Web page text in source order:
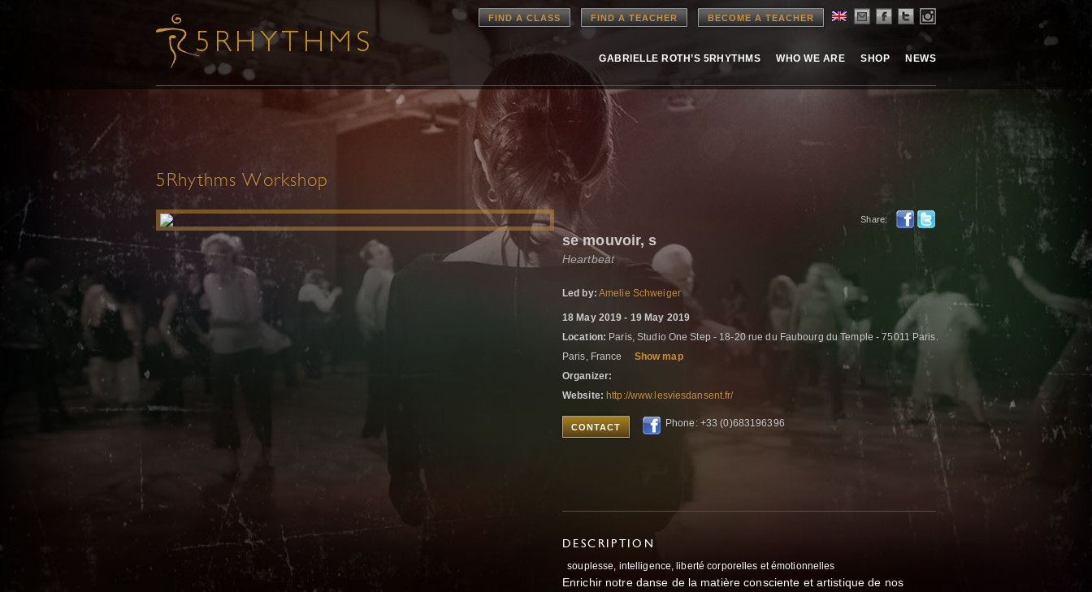
FIND A CLASS FIND A TEACHER BECOME A TEACHER
GABRIELLE ROTH’S 5RHYTHMS WHO WE ARE SHOP NEWS
5Rhythms Workshop
Share:
se mouvoir, s
Heartbeat
Led by: Amelie Schweiger
18 May 2019 - 19 May 2019
Location: Paris, Studio One Step - 18-20 rue du Faubourg du Temple - 75011 Paris.
Paris, France
Show map
Organizer:
Website: http://www.lesviesdansent.fr/
CONTACT Phone: +33 (0)683196396
DESCRIPTION
souplesse, intelligence, liberté corporelles et émotionnelles
Enrichir notre danse de la matière consciente et artistique de nos